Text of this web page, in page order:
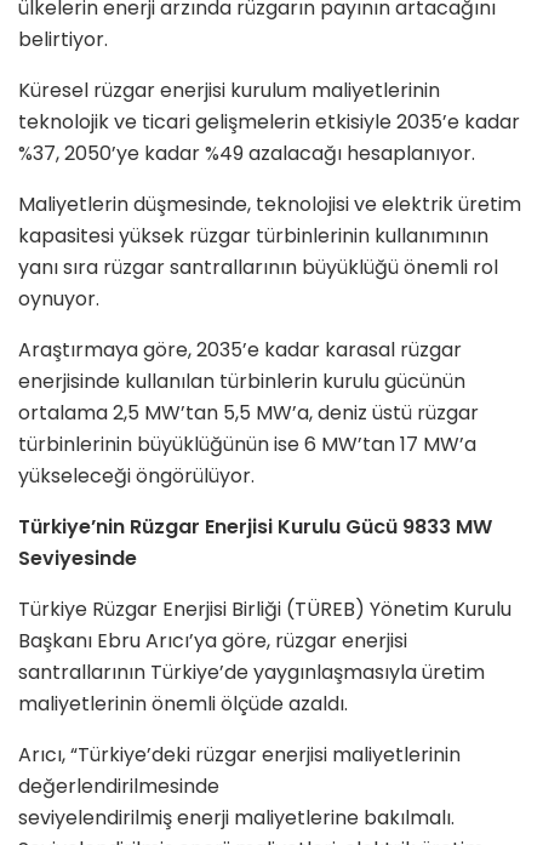
ülkelerin enerji arzında rüzgarın payının artacağını
belirtiyor.
Küresel rüzgar enerjisi kurulum maliyetlerinin
teknolojik ve ticari gelişmelerin etkisiyle 2035’e kadar
%37, 2050’ye kadar %49 azalacağı hesaplanıyor.
Maliyetlerin düşmesinde, teknolojisi ve elektrik üretim
kapasitesi yüksek rüzgar türbinlerinin kullanımının
yanı sıra rüzgar santrallarının büyüklüğü önemli rol
oynuyor.
Araştırmaya göre, 2035’e kadar karasal rüzgar
enerjisinde kullanılan türbinlerin kurulu gücünün
ortalama 2,5 MW’tan 5,5 MW’a, deniz üstü rüzgar
türbinlerinin büyüklüğünün ise 6 MW’tan 17 MW’a
yükseleceği öngörülüyor.
Türkiye’nin Rüzgar Enerjisi Kurulu Gücü 9833 MW
Seviyesinde
Türkiye Rüzgar Enerjisi Birliği (TÜREB) Yönetim Kurulu
Başkanı Ebru Arıcı’ya göre, rüzgar enerjisi
santrallarının Türkiye’de yaygınlaşmasıyla üretim
maliyetlerinin önemli ölçüde azaldı.
Arıcı, “Türkiye’deki rüzgar enerjisi maliyetlerinin
değerlendirilmesinde
seviyelendirilmiş enerji maliyetlerine bakılmalı.